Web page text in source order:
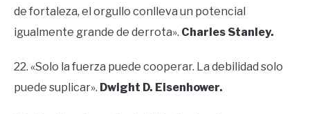
de fortaleza, el orgullo conlleva un potencial
igualmente grande de derrota». Charles Stanley.
22. «Solo la fuerza puede cooperar. La debilidad solo
puede suplicar». Dwight D. Eisenhower.